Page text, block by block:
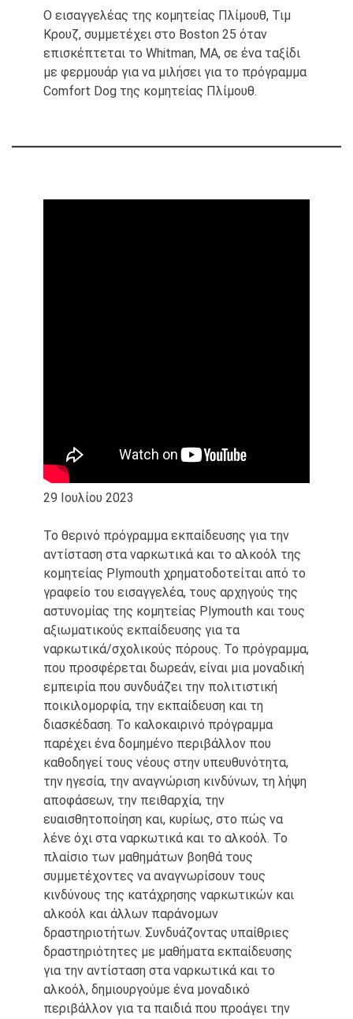
Ο εισαγγελέας της κομητείας Πλίμουθ, Τιμ
Κρουζ, συμμετέχει στο Boston 25 όταν
επισκέπτεται το Whitman, MA, σε ένα ταξίδι
με φερμουάρ για να μιλήσει για το πρόγραμμα
Comfort Dog της κομητείας Πλίμουθ.
29 Ιουλίου 2023
Το θερινό πρόγραμμα εκπαίδευσης για την
αντίσταση στα ναρκωτικά και το αλκοόλ της
κομητείας Plymouth χρηματοδοτείται από το
γραφείο του εισαγγελέα, τους αρχηγούς της
αστυνομίας της κομητείας Plymouth και τους
αξιωματικούς εκπαίδευσης για τα
ναρκωτικά/σχολικούς πόρους. Το πρόγραμμα,
που προσφέρεται δωρεάν, είναι μια μοναδική
εμπειρία που συνδυάζει την πολιτιστική
ποικιλομορφία, την εκπαίδευση και τη
διασκέδαση. Το καλοκαιρινό πρόγραμμα
παρέχει ένα δομημένο περιβάλλον που
καθοδηγεί τους νέους στην υπευθυνότητα,
την ηγεσία, την αναγνώριση κινδύνων, τη λήψη
αποφάσεων, την πειθαρχία, την
ευαισθητοποίηση και, κυρίως, στο πώς να
λένε όχι στα ναρκωτικά και το αλκοόλ. Το
πλαίσιο των μαθημάτων βοηθά τους
συμμετέχοντες να αναγνωρίσουν τους
κινδύνους της κατάχρησης ναρκωτικών και
αλκοόλ και άλλων παράνομων
δραστηριοτήτων. Συνδυάζοντας υπαίθριες
δραστηριότητες με μαθήματα εκπαίδευσης
για την αντίσταση στα ναρκωτικά και το
αλκοόλ, δημιουργούμε ένα μοναδικό
περιβάλλον για τα παιδιά που προάγει την